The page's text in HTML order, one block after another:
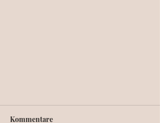
Kommentare